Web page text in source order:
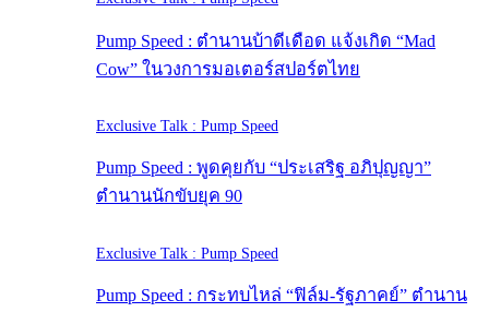
Pump Speed : ตำนานบ้าดีเดือด แจ้งเกิด “Mad
Cow” ในวงการมอเตอร์สปอร์ตไทย
Exclusive Talk : Pump Speed
Pump Speed : พูดคุยกับ “ประเสริฐ อภิปุญญา”
ตำนานนักขับยุค 90
Exclusive Talk : Pump Speed
Pump Speed : กระทบไหล่ “ฟิล์ม-รัฐภาคย์” ตำนาน